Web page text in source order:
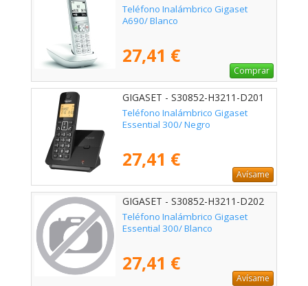
Teléfono Inalámbrico Gigaset
A690/ Blanco
27,41 €
Comprar
GIGASET - S30852-H3211-D201
Teléfono Inalámbrico Gigaset
Essential 300/ Negro
27,41 €
Avísame
GIGASET - S30852-H3211-D202
Teléfono Inalámbrico Gigaset
Essential 300/ Blanco
27,41 €
Avísame